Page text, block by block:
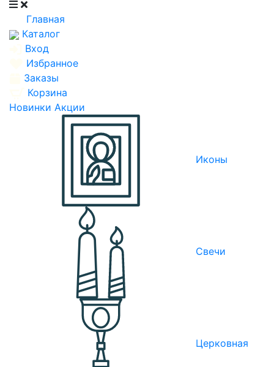
Главная
Каталог
Вход
Избранное
Заказы
Корзина
Новинки Акции
Иконы
Свечи
Церковная